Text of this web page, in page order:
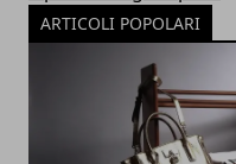
ARTICOLI POPOLARI